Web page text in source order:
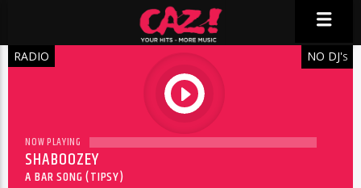
RADIO
play
NO DJ'S
NOW PLAYING
SHABOOZEY
A BAR SONG (TIPSY)